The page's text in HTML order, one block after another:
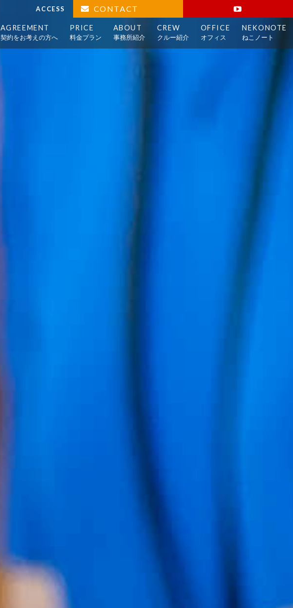
ACCESS CONTACT
AGREEMENT
契約をお考えの方へ
PRICE
料金プラン
ABOUT
事務所紹介
CREW
クルー紹介
OFFICE
オフィス
NEKONOTE
ねこノート